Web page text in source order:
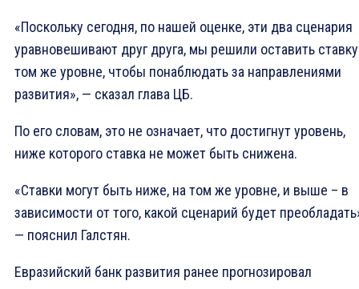
«Поскольку сегодня, по нашей оценке, эти два сценария
уравновешивают друг друга, мы решили оставить
том же уровне, чтобы понаблюдать за направлениями
развития», — сказал глава ЦБ.
По его словам, это не означает, что достигнут уровень,
ниже которого ставка не может быть снижена.
«Ставки могут быть ниже, на том же уровне, и выше – в
зависимости от того, какой сценарий будет
— пояснил Галстян.
Евразийский банк развития ранее прогнозировал